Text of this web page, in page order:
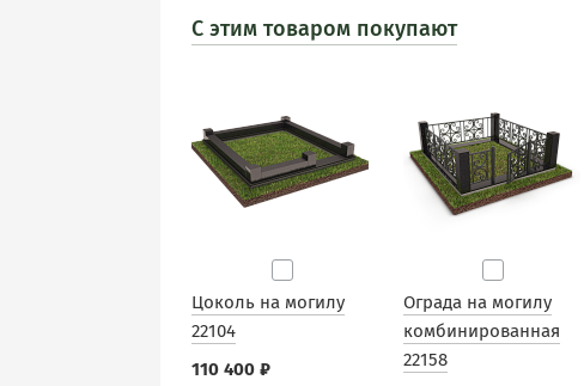
С этим товаром покупают
Цоколь на могилу
22104
110 400 ₽
Ограда на могилу
комбинированная
22158